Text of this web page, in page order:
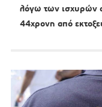
λόγω των ισχυρών
44χρονη από